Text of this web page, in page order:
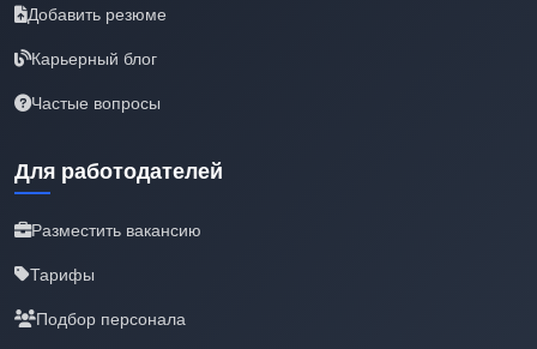
Добавить резюме
Карьерный блог
Частые вопросы
Для работодателей
Разместить вакансию
Тарифы
Подбор персонала